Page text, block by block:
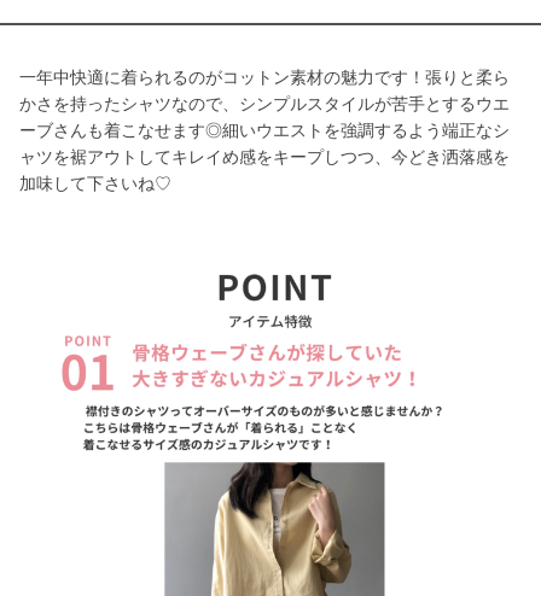
一年中快適に着られるのがコットン素材の魅力です！張りと柔ら
かさを持ったシャツなので、シンプルスタイルが苦手とするウエ
ーブさんも着こなせます◎細いウエストを強調するよう端正なシ
ャツを裾アウトしてキレイめ感をキープしつつ、今どき洒落感を
加味して下さいね♡